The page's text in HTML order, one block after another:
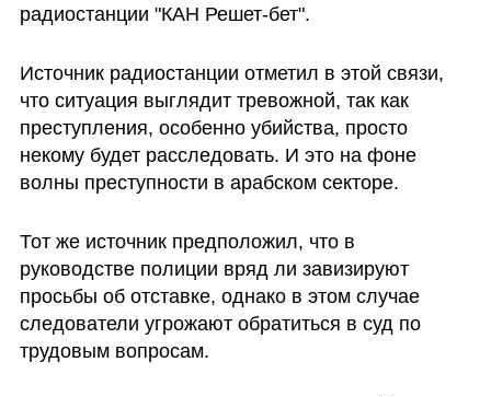
радиостанции "КАН Решет-бет".
Источник радиостанции отметил в этой связи,
что ситуация выглядит тревожной, так как
преступления, особенно убийства, просто
некому будет расследовать. И это на фоне
волны преступности в арабском секторе.
Тот же источник предположил, что в
руководстве полиции вряд ли завизируют
просьбы об отставке, однако в этом случае
следователи угрожают обратиться в суд по
трудовым вопросам.